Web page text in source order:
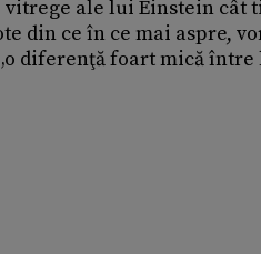
ale lui Einstein cât
din ce în ce mai aspre,
diferenţă foart mică